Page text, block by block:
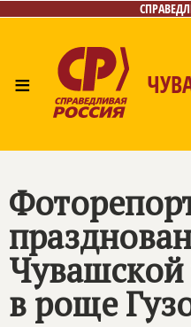
≡
Чувашской
в роще